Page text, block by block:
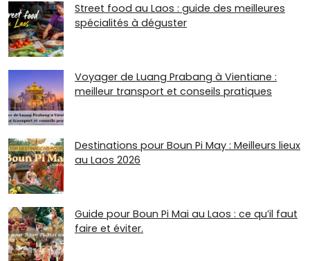
Street food au Laos : guide des meilleures
spécialités à déguster
Voyager de Luang Prabang à Vientiane :
meilleur transport et conseils pratiques
Destinations pour Boun Pi May : Meilleurs lieux
au Laos 2026
Guide pour Boun Pi Mai au Laos : ce qu’il faut
faire et éviter.